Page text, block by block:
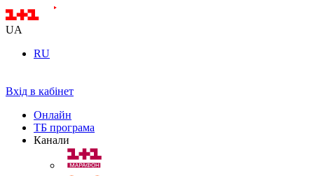
UA
RU
Вхід в кабінет
Онлайн
ТБ програма
Канали